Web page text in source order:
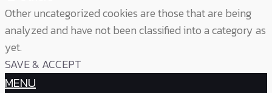
Other uncategorized cookies are those that are being
analyzed and have not been classified into a category as
yet.
SAVE & ACCEPT
MENU